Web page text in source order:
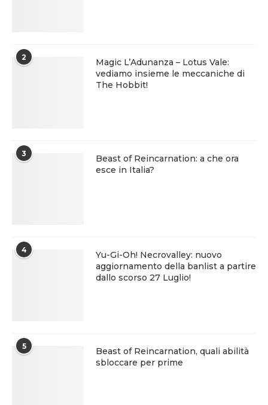
2
Magic L’Adunanza – Lotus Vale:
vediamo insieme le meccaniche di
The Hobbit!
3
Beast of Reincarnation: a che ora
esce in Italia?
4
Yu-Gi-Oh! Necrovalley: nuovo
aggiornamento della banlist a partire
dallo scorso 27 Luglio!
5
Beast of Reincarnation, quali abilità
sbloccare per prime